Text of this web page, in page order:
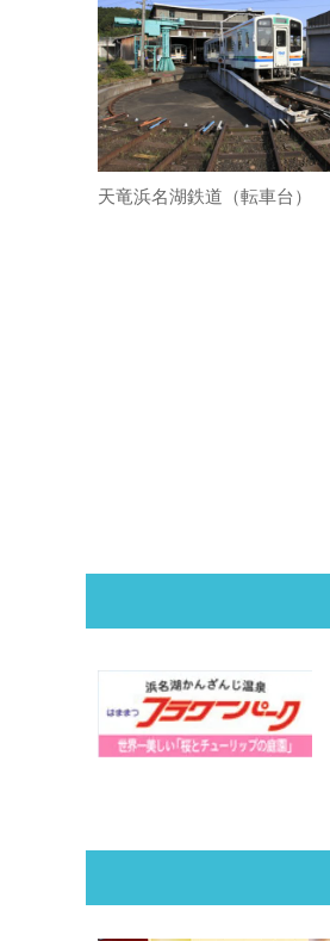
天竜浜名湖鉄道（転車台）